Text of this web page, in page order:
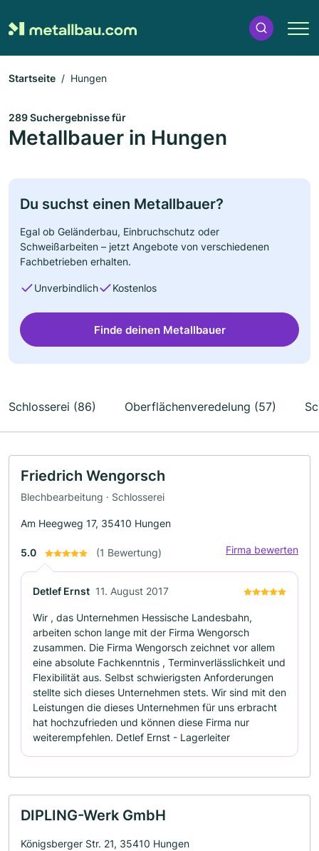
Startseite Hungen
289 Suchergebnisse für
Metallbauer in Hungen
Du suchst einen Metallbauer?
Egal ob Geländerbau, Einbruchschutz oder
Schweißarbeiten – jetzt Angebote von verschiedenen
Fachbetrieben erhalten.
Unverbindlich Kostenlos
Finde deinen Metallbauer
Schlosserei (86) Oberflächenveredelung (57)
Friedrich Wengorsch
Blechbearbeitung · Schlosserei
Am Heegweg 17, 35410 Hungen
5.0 (1 Bewertung) Firma bewerten
Detlef Ernst 11. August 2017
Wir , das Unternehmen Hessische Landesbahn,
arbeiten schon lange mit der Firma Wengorsch
zusammen. Die Firma Wengorsch zeichnet vor allem
eine absolute Fachkenntnis , Terminverlässlichkeit und
Flexibilität aus. Selbst schwierigsten Anforderungen
stellte sich dieses Unternehmen stets. Wir sind mit den
Leistungen die dieses Unternehmen für uns erbracht
hat hochzufrieden und können diese Firma nur
weiterempfehlen. Detlef Ernst - Lagerleiter
DIPLING-Werk GmbH
Königsberger Str. 21, 35410 Hungen